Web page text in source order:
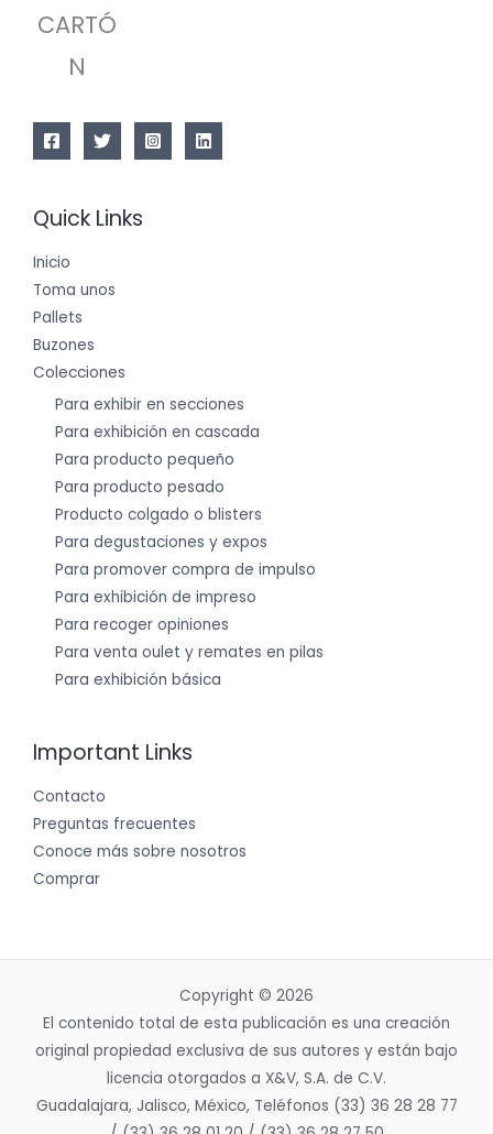
CARTÓ
N
Quick Links
Inicio
Toma unos
Pallets
Buzones
Colecciones
Para exhibir en secciones
Para exhibición en cascada
Para producto pequeño
Para producto pesado
Producto colgado o blisters
Para degustaciones y expos
Para promover compra de impulso
Para exhibición de impreso
Para recoger opiniones
Para venta oulet y remates en pilas
Para exhibición básica
Important Links
Contacto
Preguntas frecuentes
Conoce más sobre nosotros
Comprar
Copyright © 2026
El contenido total de esta publicación es una creación
original propiedad exclusiva de sus autores y están bajo
licencia otorgados a X&V, S.A. de C.V.
Guadalajara, Jalisco, México, Teléfonos (33) 36 28 28 77